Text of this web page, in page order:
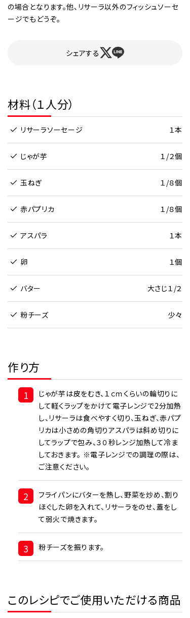
の場合となります。他、リサーラ以外のフィッシュソーセ
ージでもどうぞ。
シェアする
材料（１人分）
リサーラソーセージ １本
じゃが芋 １/２個
玉ねぎ １/８個
赤パプリカ １/８個
アスパラ １本
卵 １個
バター 大さじ１/２
粉チーズ 少々
作り方
1
じゃが芋は皮をむき、１ｃｍくらいの輪切りに
して軽くラップをかけて電子レンジで2分加熱
し、リサーラは食べやすく切り、玉ねぎ、赤パプ
リカは小さめの角切りアスパラは斜め切りに
してラップで包み、３０秒レンジ加熱して冷ま
しておきます。 ※電子レンジでの調理の際は、
ご注意ください。
2
フライパンにバターを熱し、野菜を炒め、割り
ほぐした卵を入れて、リサーラをのせ、蓋をし
て弱火で焼きます。
3 粉チーズを振ります。
このレシピでご使用いただける商品